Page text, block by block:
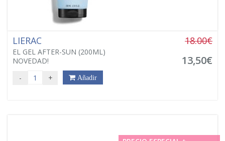
LIERAC
EL GEL AFTER-SUN (200ML)
NOVEDAD!
18.00€
13,50€
- + Añadir